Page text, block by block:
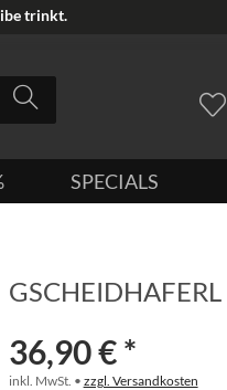
trinkt.
SPECIALS
GSCHEIDHAFERL
36,90 € *
inkl. MwSt. • zzgl. Versandkosten